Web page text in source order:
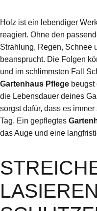
Holz ist ein lebendiger
reagiert. Ohne den
Strahlung, Regen, Schnee
beansprucht. Die Folgen
und im schlimmsten Fall
Gartenhaus Pflege beugst
die Lebensdauer deines
sorgst dafür, dass es
Tag. Ein gepflegtes
das Auge und eine